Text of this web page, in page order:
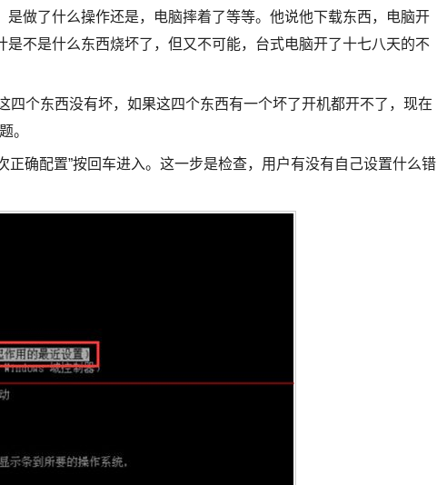
做了什么操作还是，电脑摔着了等等。他说他下载东西，电脑开
不是什么东西烧坏了，但又不可能，台式电脑开了十七八天的不
四个东西没有坏，如果这四个东西有一个坏了开机都开不了，现在
。
正确配置”按回车进入。这一步是检查，用户有没有自己设置什么错